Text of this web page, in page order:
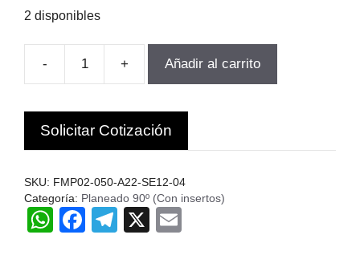
2 disponibles
-
FRESA
A
90°
Ø
FMP02-
050-
A22-
+ Añadir al carrito
Solicitar Cotización
SKU: FMP02-050-A22-SE12-04
Categoría: Planeado 90º (Con insertos)
W
F
T
X